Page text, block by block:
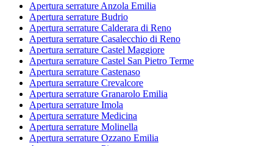
Apertura serrature Anzola Emilia
Apertura serrature Budrio
Apertura serrature Calderara di Reno
Apertura serrature Casalecchio di Reno
Apertura serrature Castel Maggiore
Apertura serrature Castel San Pietro Terme
Apertura serrature Castenaso
Apertura serrature Crevalcore
Apertura serrature Granarolo Emilia
Apertura serrature Imola
Apertura serrature Medicina
Apertura serrature Molinella
Apertura serrature Ozzano Emilia